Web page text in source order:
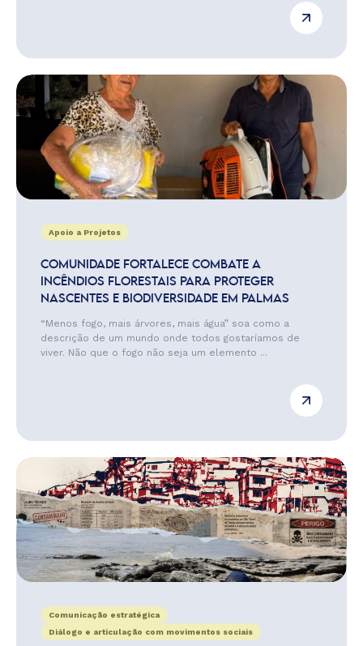
Apoio a Projetos
COMUNIDADE FORTALECE COMBATE A
INCÊNDIOS FLORESTAIS PARA PROTEGER
NASCENTES E BIODIVERSIDADE EM PALMAS
“Menos fogo, mais árvores, mais água” soa como a
descrição de um mundo onde todos gostaríamos de
viver. Não que o fogo não seja um elemento ...
Comunicação estratégica
Diálogo e articulação com movimentos sociais